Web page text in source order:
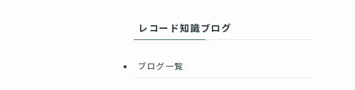
レコード知識ブログ
ブログ一覧